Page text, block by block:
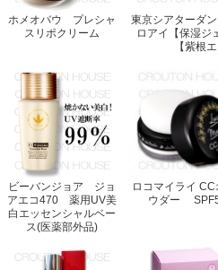
ホメオバウ プレシャ
スリポクリーム
東京シアターダ
ロアイ【保湿ジ
【紫根
ビーバンジョア ジョ
アエコ470 薬用UV美
白エッセンシャルベー
ス(医薬部外品)
ロコマイライ
ウダー